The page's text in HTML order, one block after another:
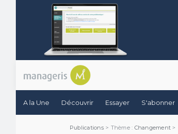
A la Une Découvrir Essayer S'abonner
Publications> Thème : Changement >